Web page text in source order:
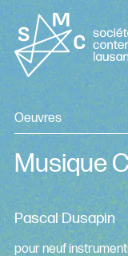
Oeuvres
Musique
Pascal Dusapin
pour neuf